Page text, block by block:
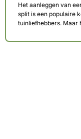
Het aanleggen van
split is een populaire
tuinliefhebbers. Maar